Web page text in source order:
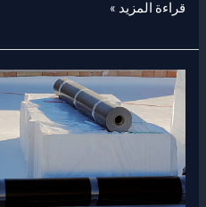
قراءة المزيد »
عزل
اسطح